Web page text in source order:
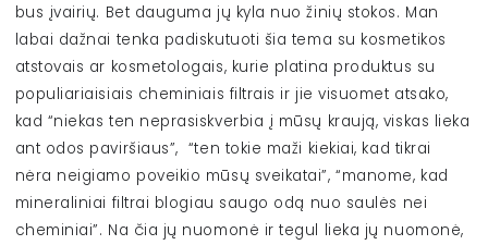
bus įvairių. Bet dauguma jų kyla nuo žinių stokos. Man
labai dažnai tenka padiskutuoti šia tema su kosmetikos
atstovais ar kosmetologais, kurie platina produktus su
populiariaisiais cheminiais filtrais ir jie visuomet atsako,
kad “niekas ten neprasiskverbia į mūsų kraują, viskas lieka
ant odos paviršiaus”, “ten tokie maži kiekiai, kad tikrai
nėra neigiamo poveikio mūsų sveikatai”, “manome, kad
mineraliniai filtrai blogiau saugo odą nuo saulės nei
cheminiai”. Na čia jų nuomonė ir tegul lieka jų nuomonė,